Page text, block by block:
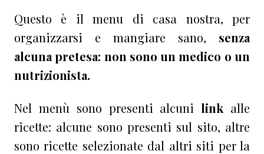
Questo è il menu di casa nostra, per
organizzarsi e mangiare sano, senza
alcuna pretesa: non sono un medico o un
nutrizionista.
Nel menù sono presenti alcunilink alle
ricette: alcune sono presenti sul sito, altre
sono ricette selezionate dal altri siti per la